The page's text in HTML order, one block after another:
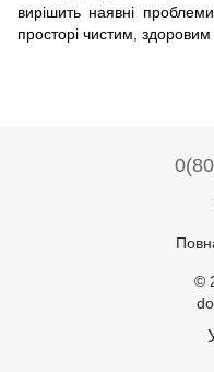
вирішить наявні
просторі чистим,
©